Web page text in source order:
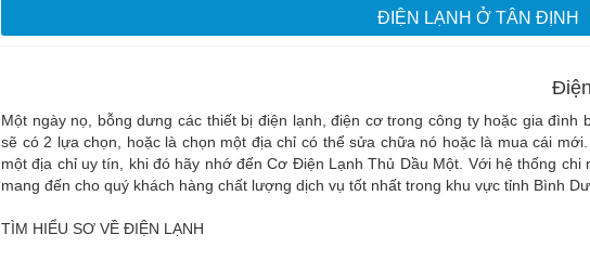
ĐIỆN LẠNH Ở TÂN ĐỊNH
Một ngày nọ, bỗng dưng các thiết bị điện lạnh, điện cơ trong công ty hoặc gia
sẽ có 2 lựa chọn, hoặc là chọn một địa chỉ có thể sửa chữa nó hoặc là mua cái
một địa chỉ uy tín, khi đó hãy nhớ đến Cơ Điện Lạnh Thủ Dầu Một. Với hệ thống
mang đến cho quý khách hàng chất lượng dịch vụ tốt nhất trong khu vực tỉnh Bình
TÌM HIỂU SƠ VỀ ĐIỆN LẠNH